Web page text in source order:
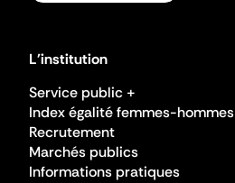
L'institution
Service public +
Index égalité femmes-hommes
Recrutement
Marchés publics
Informations pratiques